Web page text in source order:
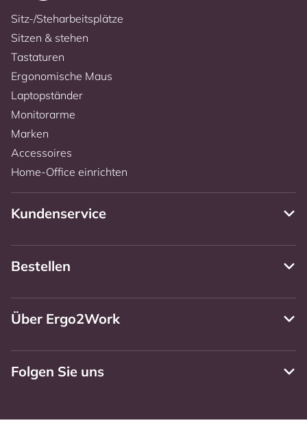
Sitz-/Steharbeitsplätze
Sitzen & stehen
Tastaturen
Ergonomische Maus
Laptopständer
Monitorarme
Marken
Accessoires
Home-Office einrichten
Kundenservice
Bestellen
Über Ergo2Work
Folgen Sie uns